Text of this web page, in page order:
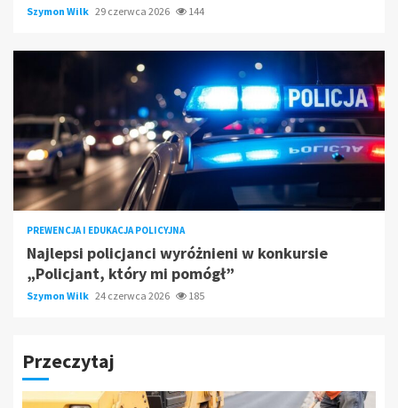
Szymon Wilk 29 czerwca 2026 144
PREWENCJA I EDUKACJA POLICYJNA
Najlepsi policjanci wyróżnieni w konkursie
„Policjant, który mi pomógł”
Szymon Wilk 24 czerwca 2026 185
Przeczytaj